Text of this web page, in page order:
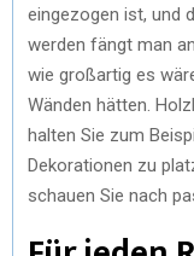
eingezogen ist, und
werden fängt man
wie großartig es
Wänden hätten.
halten Sie zum
Dekorationen zu
schauen Sie nach